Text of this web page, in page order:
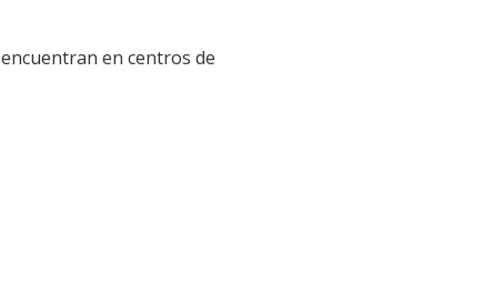
en centros de